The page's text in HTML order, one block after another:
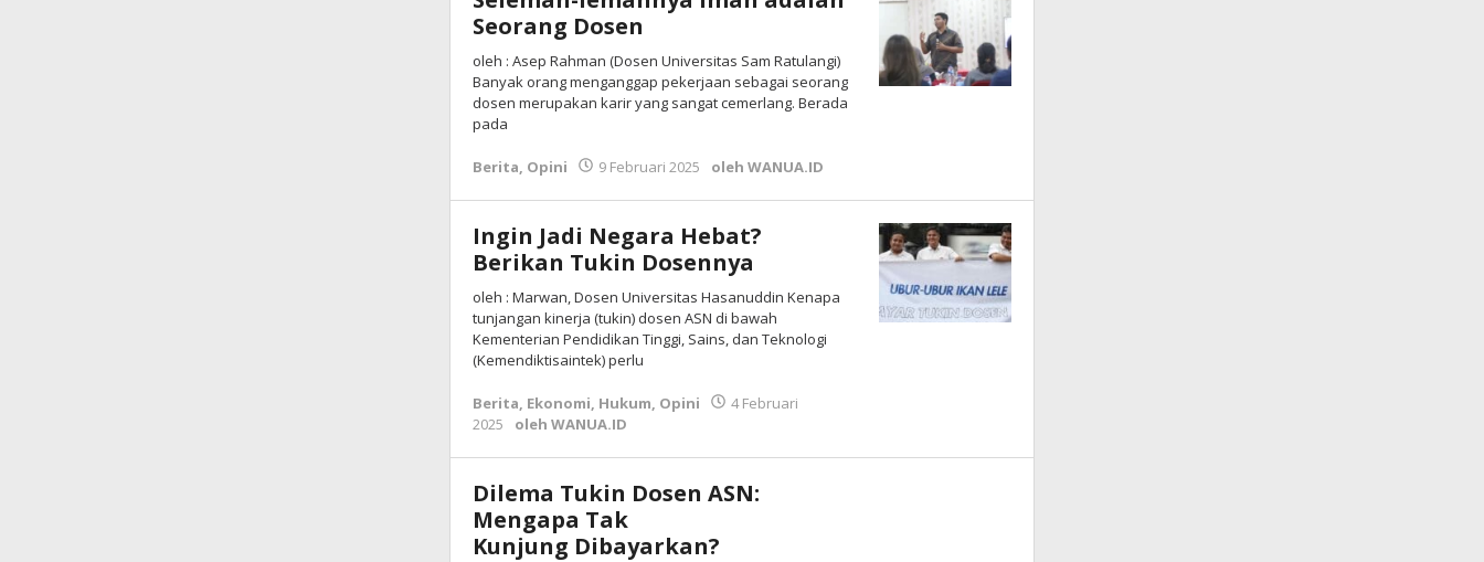
Seorang Dosen
oleh : Asep Rahman (Dosen Universitas Sam Ratulangi)
Banyak orang menganggap pekerjaan sebagai seorang
dosen merupakan karir yang sangat cemerlang. Berada
pada
Berita, Opini 9 Februari 2025 oleh WANUA.ID
Ingin Jadi Negara Hebat?
Berikan Tukin Dosennya
oleh : Marwan, Dosen Universitas Hasanuddin Kenapa
tunjangan kinerja (tukin) dosen ASN di bawah
Kementerian Pendidikan Tinggi, Sains, dan Teknologi
(Kemendiktisaintek) perlu
Berita, Ekonomi, Hukum, Opini
4 Februari
2025
oleh WANUA.ID
Dilema Tukin Dosen ASN:
Mengapa Tak
Kunjung Dibayarkan?